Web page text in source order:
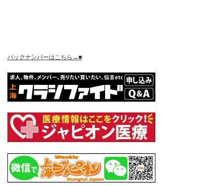
バックナンバーはこちら→■